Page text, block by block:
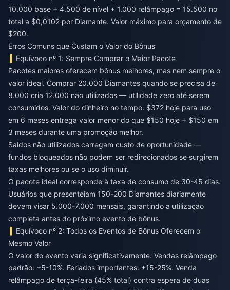
10.000 base + 4.500 de nível + 1.000 relâmpago = 15.500 no
total a $0,0102 por Diamante. Valor máximo para orçamento de
$200.
Erros Comuns que Custam o Valor do Bônus
Equívoco nº 1: Sempre Comprar o Maior Pacote
Pacotes maiores oferecem bônus melhores, mas nem sempre o
valor ideal. Comprar 20.000 Diamantes quando se precisa de
8.000 cria 12.000 não utilizados — utilidade zero até serem
consumidos. Valor do dinheiro no tempo: $372 hoje para uso
em 6 meses entrega valor menor do que $150 hoje + $150 em
3 meses durante uma promoção melhor.
Saldos não utilizados carregam custo de oportunidade —
fundos bloqueados não podem ser redirecionados se surgirem
taxas melhores ou se o uso diminuir.
O pacote ideal corresponde à taxa de consumo de 30-45 dias.
Usuários que presenteiam 150-200 Diamantes diariamente
devem visar 5.000-7.000 mensais, garantindo a utilização
completa antes do próximo evento de bônus.
Equívoco nº 2: Todos os Eventos de Bônus Oferecem o
Mesmo Valor
O valor do evento varia significativamente. Vendas relâmpago
padrão: +5-10%. Feriados importantes: +15-25%. Venda
relâmpago de terça-feira (45% total) contra espera de duas